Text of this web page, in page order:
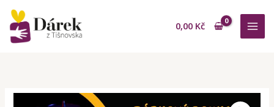
Přeskočit
obsah
0,00 Kč